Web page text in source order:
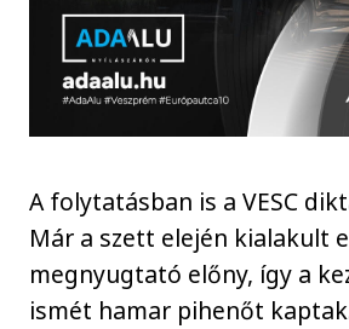
A folytatásban is a VESC
Már a szett elején kialakult
megnyugtató előny, így a
ismét hamar pihenőt